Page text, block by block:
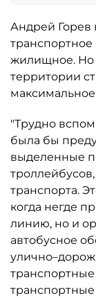
Андрей Горев
жилищное. Но
территории
"Трудно
была бы
выделенные
транспорта.
когда негде
линию, но и
автобусное